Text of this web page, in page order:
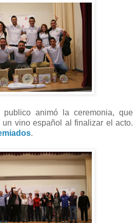
animó la ceremonia, que
vino español al finalizar el acto.
.